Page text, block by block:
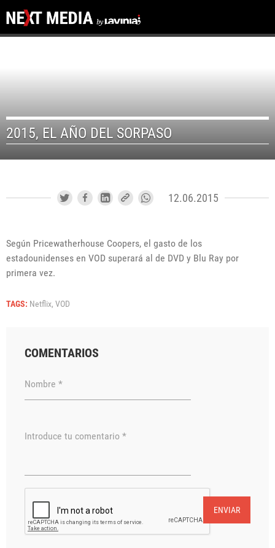
2015, EL AÑO DEL SORPASO
12.06.2015
Según Pricewatherhouse Coopers, el gasto de los
estadounidenses en VOD superará al de DVD y Blu Ray por
primera vez.
TAGS: Netflix, VOD
COMENTARIOS
Nombre *
Introduce tu comentario *
ENVIAR